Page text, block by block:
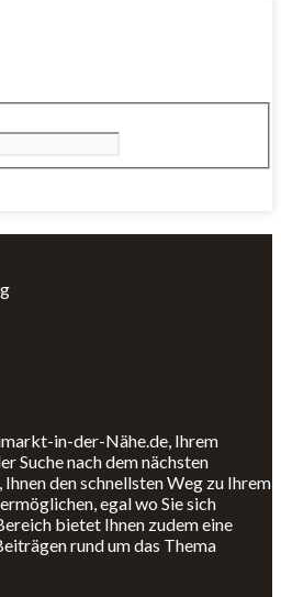
in-der-Nähe.de, Ihrem
Suche nach dem nächsten
den schnellsten Weg zu Ihrem
egal wo Sie sich
bietet Ihnen zudem eine
rund um das Thema